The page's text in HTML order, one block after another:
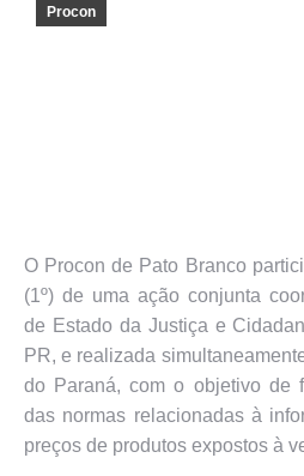
Procon
O Procon de Pato Branco
(1º) de uma ação conjunta
de Estado da Justiça e
PR, e realizada
do Paraná, com o objetivo de
das normas relacionadas à
preços de produtos expostos à